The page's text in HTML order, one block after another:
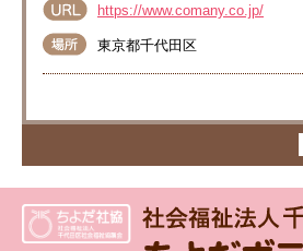
https://www.comany.co.jp/
東京都千代田区